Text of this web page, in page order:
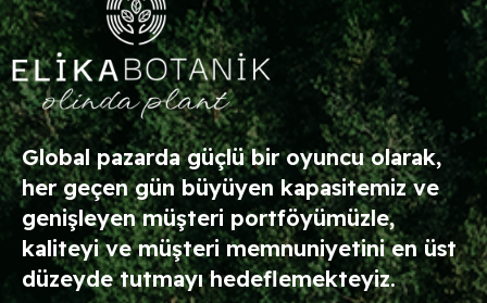
Global pazarda güçlü bir oyuncu olarak,
her geçen gün büyüyen kapasitemiz ve
genişleyen müşteri portföyümüzle,
kaliteyi ve müşteri memnuniyetini en üst
düzeyde tutmayı hedeflemekteyiz.